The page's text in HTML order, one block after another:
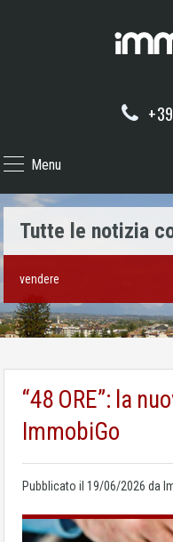
Menu
Tutte le notizia
vendere
“48 ORE”: la
ImmobiGo
Pubblicato il 19/06/2026 da